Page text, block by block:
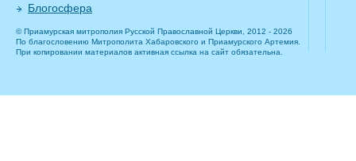
Блогосфера
© Приамурская митрополия Русской Православной Церкви, 2012 - 2026
По благословению Митрополита Хабаровского и Приамурского Артемия.
При копировании материалов активная ссылка на сайт обязательна.